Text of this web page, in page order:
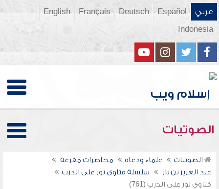
عربي Español
Deutsch
Français
English
Indonesia
الصوتيات
الصوتيات علماء ودعاة
محاضرات مفرغة
عبد العزيز بن باز
سلسلة فتاوى نور على الدرب
فتاوى نور على الدرب (761)